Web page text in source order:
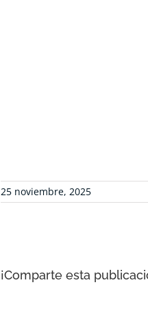
25 noviembre, 2025
¡Comparte esta